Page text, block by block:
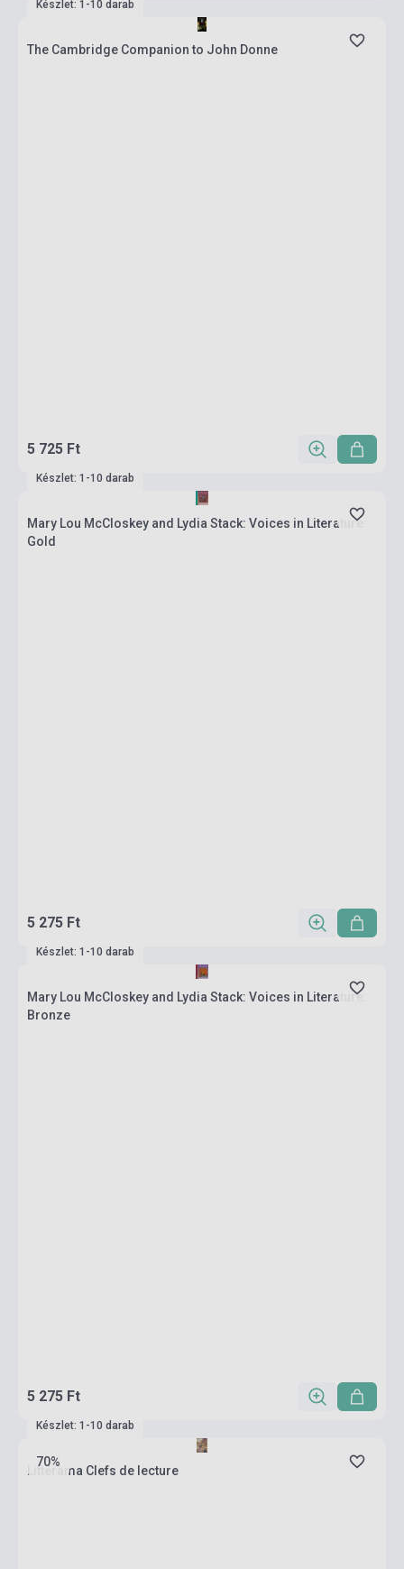
Készlet: 1-10 darab
The Cambridge Companion to John Donne
5 725 Ft
Készlet: 1-10 darab
Mary Lou McCloskey and Lydia Stack: Voices in Literature:
Gold
5 275 Ft
Készlet: 1-10 darab
Mary Lou McCloskey and Lydia Stack: Voices in Literature:
Bronze
5 275 Ft
70%
Készlet: 1-10 darab
Littérama Clefs de lecture